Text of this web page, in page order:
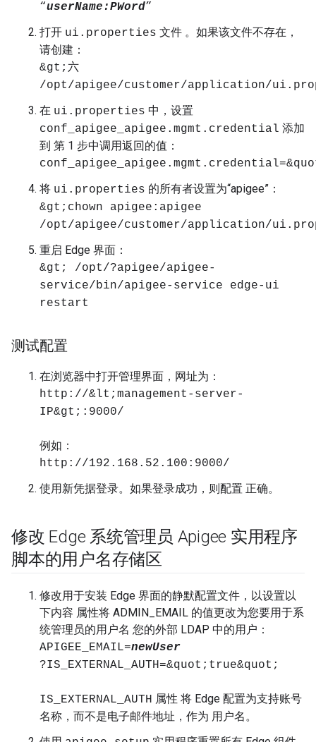
“userName:PWord”
打开 ui.properties 文件 。如果该文件不存在，
请创建：
&gt;六
/opt/apigee/customer/application/
在 ui.properties 中，设置
conf_apigee_apigee.mgmt.credential 添加
到 第 1 步中调用返回的值：
将 ui.properties 的所有者设置为“apigee”：
&gt;chown apigee:apigee
/opt/apigee/customer/application/
重启 Edge 界面：
&gt; /opt/?apigee/apigee-
service/bin/apigee-service edge-ui
restart
测试配置
在浏览器中打开管理界面，网址为：
http://&lt;management-server-
IP&gt;:9000/
例如：
http://192.168.52.100:9000/
使用新凭据登录。如果登录成功，则配置 正确。
修改 Edge 系统管理员 Apigee 实用程序
脚本的用户名存储区
修改用于安装 Edge 界面的静默配置文件，以设置以
下内容 属性将 ADMIN_EMAIL 的值更改为您要用于系
统管理员的用户名 您的外部 LDAP 中的用户：
APIGEE_EMAIL=newUser
?IS_EXTERNAL_AUTH=&quot;true&quot;
IS_EXTERNAL_AUTH 属性 将 Edge 配置为支持账号
名称，而不是电子邮件地址，作为 用户名。